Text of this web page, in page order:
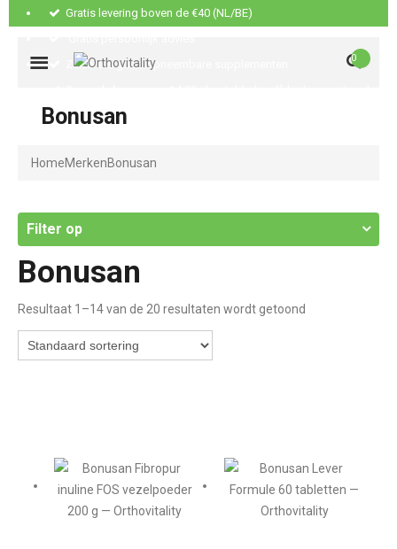
Gratis levering boven de €40 (NL/BE)
Zuivere & goed opneembare supplementen
0
Bonusan
HomeMerkenBonusan
Filter op
Bonusan
Resultaat 1–14 van de 20 resultaten wordt getoond